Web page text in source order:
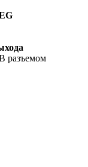
разъемом